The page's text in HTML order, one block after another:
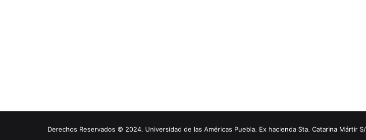
Derechos Reservados © 2024. Universidad de las Américas Puebla. Ex hacienda Sta. Catarina Mártir